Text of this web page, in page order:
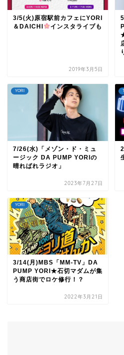
3/5(火)原宿駅前カフェにYORI
＆DAICHI
インスタライブも
2019年3月5日
YORI
7/26(水)「メゾン・ド・ミュ
ージック DA PUMP YORIの
晴ればれラジオ」
2023年7月27日
YORI
3/14(月)MBS「MM-TV」DA
PUMP YORI★石切マダムが集
う商店街でロケ修行！？
2022年3月21日